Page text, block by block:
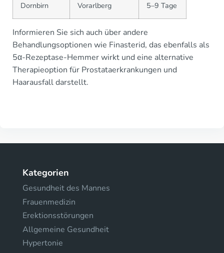
Dornbirn Vorarlberg 5–9 Tage
Informieren Sie sich auch über andere
Behandlungsoptionen wie Finasterid, das ebenfalls als
5α-Rezeptase-Hemmer wirkt und eine alternative
Therapieoption für Prostataerkrankungen und
Haarausfall darstellt.
Kategorien
Gesundheit des Mannes
Frauenmedizin
Erektionsstörungen
Allgemeine Gesundheit
Hypertonie